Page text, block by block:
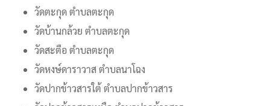
วัดตะกุด ตำบลตะกุด
วัดบ้านกล้วย ตำบลตะกุด
วัดสะตือ ตำบลตะกุด
วัดหงษ์ดาราวาส ตำบลนาโฉง
วัดปากข้าวสารใต้ ตำบลปากข้าวสาร